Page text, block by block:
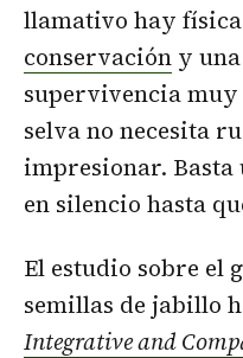
llamativo hay
conservación y
supervivencia muy
selva no necesita
impresionar. Basta
en silencio hasta
El estudio sobre el
semillas de jabillo
Integrative and